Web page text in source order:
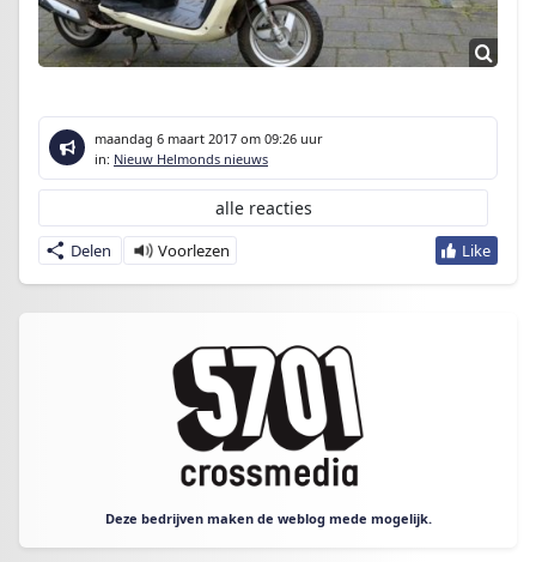
maandag 6 maart 2017 om 09:26 uur
in: Nieuw Helmonds nieuws
Delen
alle reacties
Deze bedrijven maken de weblog mede mogelijk.